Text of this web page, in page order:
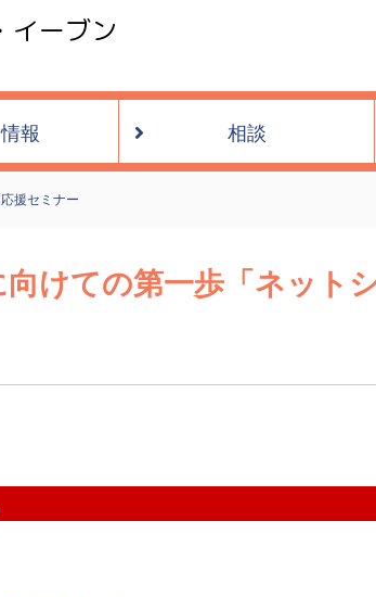
イーブン
報 相談
援セミナー
けての第一歩「ネット